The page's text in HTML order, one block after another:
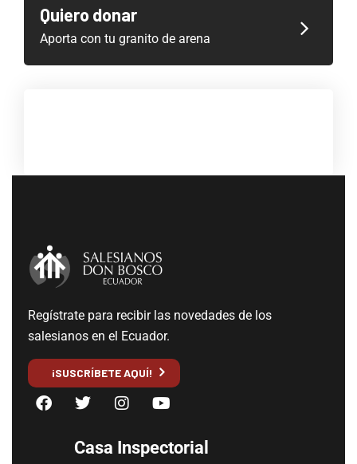
Quiero donar
Aporta con tu granito de arena
Regístrate para recibir las novedades de los
salesianos en el Ecuador.
¡SUSCRÍBETE AQUÍ!
Casa Inspectorial